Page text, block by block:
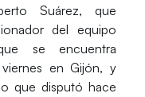
Suárez, que
del equipo
se encuentra
en Gijón, y
que disputó hace